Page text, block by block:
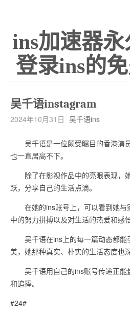
ins加速器
登录ins的
吴千语instagram
2024年10月31日 吴千语ins
吴千语是一位颇受瞩目的香港演
也一直居高不下。
除了在影视作品中的亮眼表现，
跃，分享自己的生活点滴。
在她的ins账号上，可以看到她与
中的努力拼搏以及对生活的热爱和感悟
吴千语在ins上的每一篇动态都能
美，她那种真实、朴实的生活态度也
吴千语用自己的ins账号传递正能
和追捧。
#24#